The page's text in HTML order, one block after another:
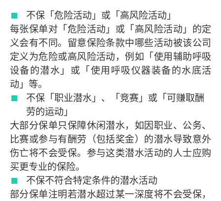
不保「危险活动」或「高风险活动」
每张保单对「危险活动」或「高风险活动」的定
义会有不同。留意保险条款中哪些活动被该公司
定义为危险或高风险活动，例如「使用辅助呼吸
设备的潜水」或「使用呼吸仪器装备的水底活
动」等。
不保「职业潜水」、「竞赛」或「可赚取酬
劳的运动」
大部分保单只保障休闲潜水，如因职业、公务、
比赛或参与有酬劳（包括奖金）的潜水导致意外
伤亡将不会受保。参与这类潜水活动的人士应购
买更专业的保险。
不保不符合特定条件的潜水活动
部分保单注明若潜水超过某一深度将不会受保，